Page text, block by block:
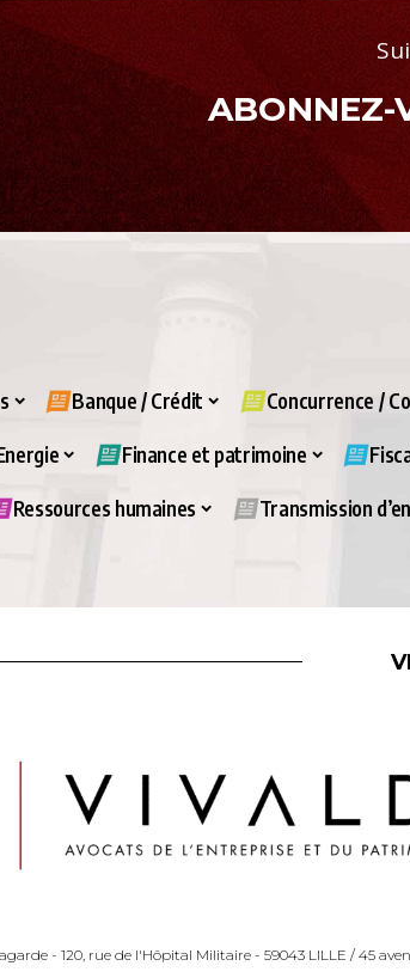
ABONNEZ-
Banque / Crédit Concurrence /
Finance et patrimoine
Ressources humaines Transmission
- 120, rue de l'Hôpital Militaire - 59043 LILLE / 45